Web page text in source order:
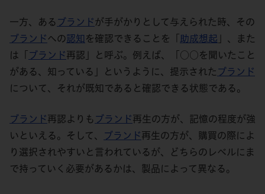
一方、ある ブランド が手がかりとして与えられた時、その
ブランド への認知 を確認できることを「 助成想起 」、また
は「
ブランド再認」と呼ぶ。例えば、「○○を聞いたこと
がある、知っている」というように、提示された ブランド
について、それが既知であると確認できる状態である。
ブランド再認よりも ブランド再生の方が、記憶の程度が強
いといえる。そして、
ブランド再生の方が、購買の際によ
り選択されやすいと言われているが、どちらのレベルにま
で持っていく必要があるかは、製品によって異なる。